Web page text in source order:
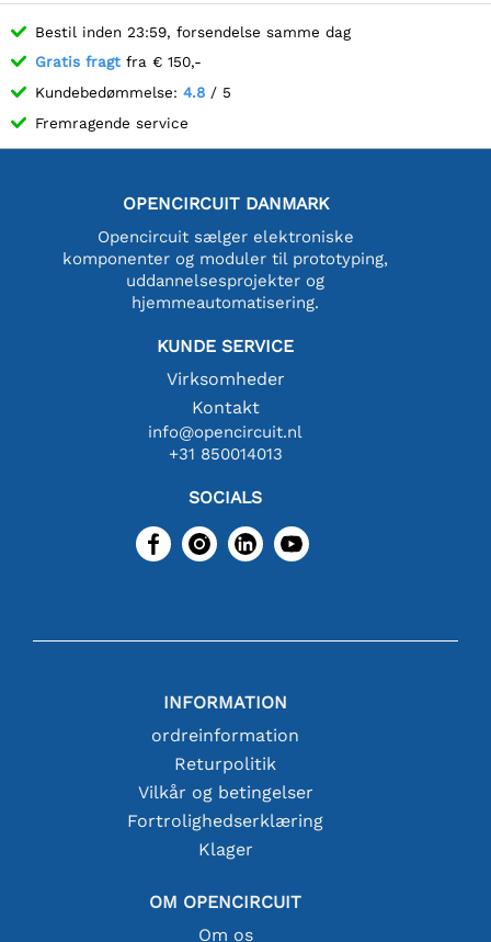
Bestil inden 23:59, forsendelse samme dag
Gratis fragt fra € 150,-
Kundebedømmelse: 4.8 / 5
Fremragende service
OPENCIRCUIT DANMARK
Opencircuit sælger elektroniske
komponenter og moduler til prototyping,
uddannelsesprojekter og
hjemmeautomatisering.
KUNDE SERVICE
Virksomheder
Kontakt
info@opencircuit.nl
+31 850014013
SOCIALS
INFORMATION
ordreinformation
Returpolitik
Vilkår og betingelser
Fortrolighedserklæring
Klager
OM OPENCIRCUIT
Om os